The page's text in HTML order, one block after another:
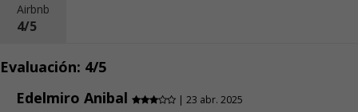
Airbnb
4/5
Evaluación: 4/5
Edelmiro Anibal
| 23 abr. 2025